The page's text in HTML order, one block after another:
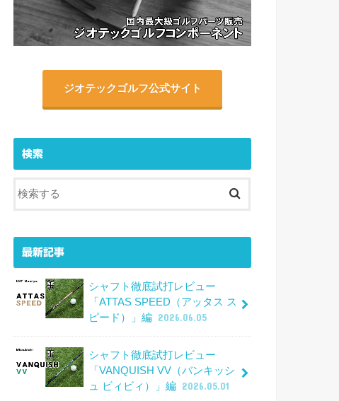
ジオテックゴルフ公式サイト
検索
最新記事
シャフト徹底試打レビュー
「ATTAS SPEED（アッタス ス
ピード）」編 2026.06.05
シャフト徹底試打レビュー
「VANQUISH VV（バンキッシ
ュ ビィビィ）」編 2026.05.01